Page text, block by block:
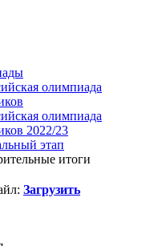
олимпиада
олимпиада
2022/23
этап
итоги
Загрузить